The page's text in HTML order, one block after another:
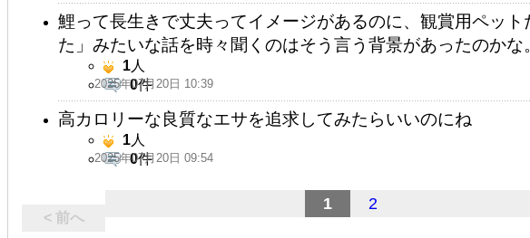
鯉って長生きで丈夫ってイメージがあるのに、観賞用ペット
た」みたいな話を時々聞くのはそう言う背景があったのかな
2025年07月20日 10:39
1人
0件
高カロリーな良質なエサを追求してみたらいいのにね
2025年07月20日 09:54
1人
0件
< 前へ
1 2